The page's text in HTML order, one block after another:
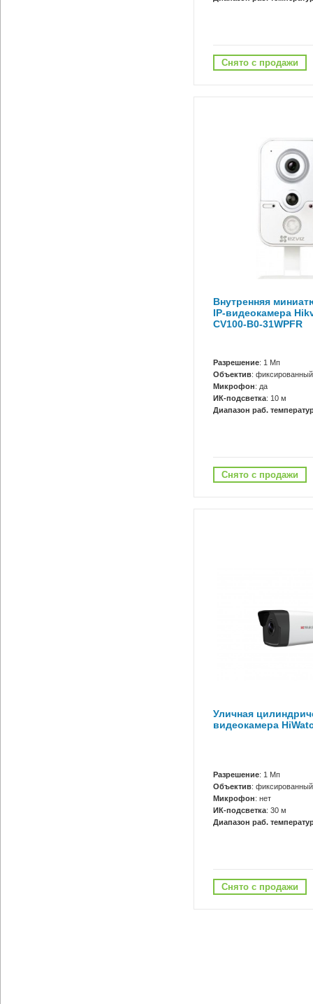
Снято с продажи
Внутренняя
IP-видеокамера
CV100-B0-31WPFR
Разрешение: 1 Мп
Объектив: фиксированный
Микрофон: да
ИК-подсветка: 10 м
Диапазон раб.
Снято с продажи
Уличная
видеокамера
Разрешение: 1 Мп
Объектив: фиксированный
Микрофон: нет
ИК-подсветка: 30 м
Диапазон раб.
Снято с продажи